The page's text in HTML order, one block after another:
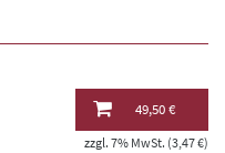
49,50 €
zzgl. 7% MwSt. (3,47 €)